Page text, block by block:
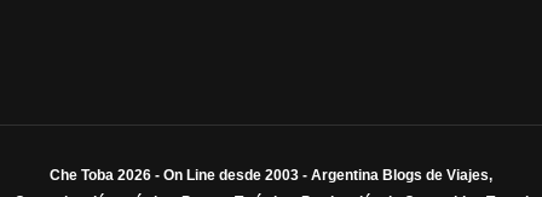
Che Toba 2026 - On Line desde 2003 - Argentina Blogs de Viajes,